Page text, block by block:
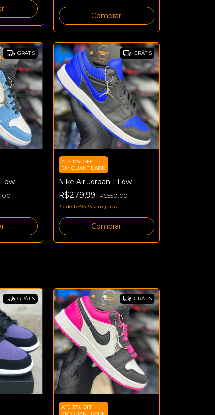
Comprar
GRÁTIS GRÁTIS
ATÉ 17% OFF
EM QUANTIDADE
Nike Air Jordan 1 Low
R$279,99 R$550,00
3 x de R$93,33 sem juros
Comprar
GRÁTIS GRÁTIS
ATÉ 17% OFF
EM QUANTIDADE